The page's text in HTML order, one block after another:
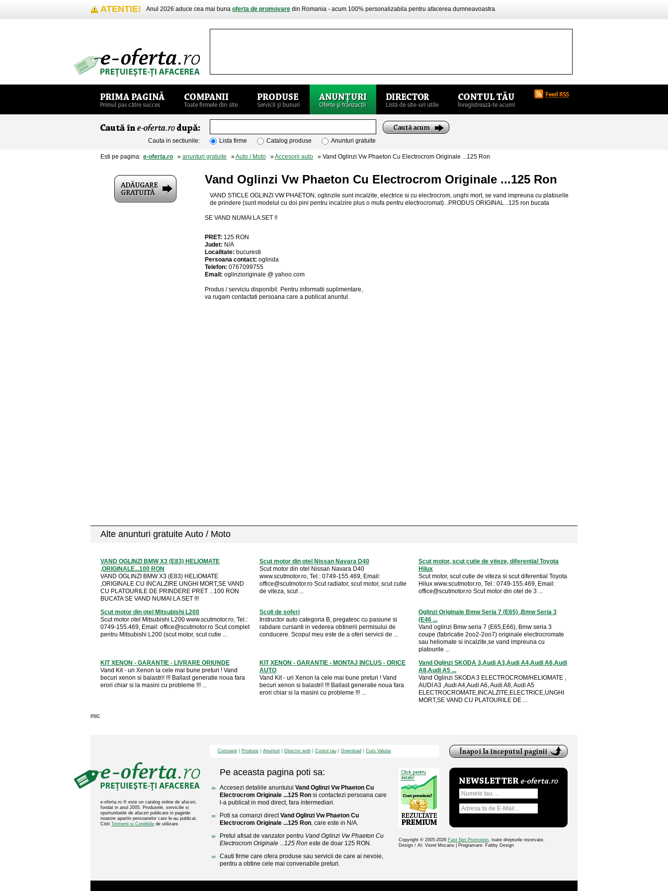
ATENTIE! Anul 2026 aduce cea mai buna oferta de promovare din Romania - acum 100% personalizabila pentru afacerea dumneavoastra.
Cauta in sectiunile: Lista firme Catalog produse Anunturi gratuite
Esti pe pagina: e-oferta.ro » anunturi gratuite »Auto / Moto »Accesorii auto » Vand Oglinzi Vw Phaeton Cu Electrocrom Originale ...125 Ron
Vand Oglinzi Vw Phaeton Cu Electrocrom Originale ...125 Ron
VAND STICLE OGLINZI VW PHAETON, oglinzile sunt incalzite, electrice si cu electrocrom, unghi mort, se vand impreuna cu platourile
de prindere (sunt modelul cu doi pini pentru incalzire plus o mufa pentru electrocromat)...PRODUS ORIGINAL...125 ron bucata
SE VAND NUMAI LA SET !!
PRET: 125 RON
Judet: N/A
Localitate: bucuresti
Persoana contact: oglinda
Telefon: 0767099755
Email: oglinzioriginale @ yahoo.com
Produs / serviciu disponibil . Pentru informatii suplimentare,
va rugam contactati persoana care a publicat anuntul.
Alte anunturi gratuite Auto / Moto
VAND OGLINZI BMW X3 (E83) HELIOMATE
,ORIGINALE...100 RON
VAND OGLINZI BMW X3 (E83) HELIOMATE
,ORIGINALE CU INCALZIRE UNGHI MORT,SE VAND
CU PLATOURILE DE PRINDERE PRET ...100 RON
BUCATA SE VAND NUMAI LA SET !!!
Scut motor din otel Nissan Navara D40
Scut motor din otel Nissan Navara D40
www.scutmotor.ro, Tel.: 0749-155.469, Email:
office@scutmotor.ro Scut radiator, scut motor, scut cutie
de viteza, scut ...
Scut motor, scut cutie de viteze, diferential Toyota
Hilux
Scut motor, scut cutie de viteza si scut diferential Toyota
Hilux www.scutmotor.ro, Tel.: 0749-155.469, Email:
office@scutmotor.ro Scut motor din otel de 3 ...
Scut motor din otel Mitsubishi L200
Scut motor otel Mitsubishi L200 www.scutmotor.ro, Tel.:
0749-155.469, Email: office@scutmotor.ro Scut complet
pentru Mitsubishi L200 (scut motor, scut cutie ...
Scoli de soferi
Instructor auto categoria B, pregatesc cu pasiune si
rabdare cursanti in vederea obtinerii permisului de
conducere. Scopul meu este de a oferi servicii de ...
Oglinzi Originale Bmw Seria 7 (E65) ,Bmw Seria 3
(E46 ...
Vand oglinzi Bmw seria 7 (E65,E66), Bmw seria 3
coupe (fabricatie 2oo2-2oo7) originale electrocromate
sau heliomate si incalzite,se vand impreuna cu
platourile ...
KIT XENON - GARANTIE - LIVRARE ORIUNDE
Vand Kit - uri Xenon la cele mai bune preturi ! Vand
becuri xenon si balastri! !!! Ballast generatie noua fara
erori chiar si la masini cu probleme !!! ...
KIT XENON - GARANTIE - MONTAJ INCLUS - ORICE
AUTO
Vand Kit - uri Xenon la cele mai bune preturi ! Vand
becuri xenon si balastri! !!! Ballast generatie noua fara
erori chiar si la masini cu probleme !!! ...
Vand Oglinzi SKODA 3,Audi A3,Audi A4,Audi A6,Audi
A8,Audi A5 ...
Vand Oglinzi SKODA 3 ELECTROCROM/HELIOMATE ,
AUDI A3 ,Audi A4,Audi A6, Audi A8, Audi A5
ELECTROCROMATE,INCALZITE,ELECTRICE,UNGHI
MORT,SE VAND CU PLATOURILE DE ...
mic
e-oferta.ro ® este un catalog online de afaceri,
fondat in anul 2005. Produsele, serviciile si
oportunitatile de afaceri publicate in paginile
noastre apartin persoanelor care le-au publicat.
Cititi Termenii si Conditiile de utilizare.
Companii Produse Anunturi Director web Contul tau Download Curs Valutar
Pe aceasta pagina poti sa:
Accesezi detaliile anuntului Vand Oglinzi Vw Phaeton Cu
Electrocrom Originale ...125 Ron si contactezi persoana care
l-a publicat in mod direct, fara intermediari.
Poti sa comanzi directVand Oglinzi Vw Phaeton Cu
Electrocrom Originale ...125 Ron, care este in N/A.
Pretul afisat de vanzator pentru Vand Oglinzi Vw Phaeton Cu
Electrocrom Originale ...125 Ron este de doar 125 RON.
Cauti firme care ofera produse sau servicii de care ai nevoie,
pentru a obtine cele mai convenabile preturi.
Copyright © 2005-2026 Fast Net Promotion, toate drepturile rezervate.
Design / AI: Viorel Mocanu | Programare: Fabby Design